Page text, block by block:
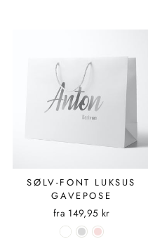
SØLV-FONT LUKSUS
GAVEPOSE
fra 149,95 kr